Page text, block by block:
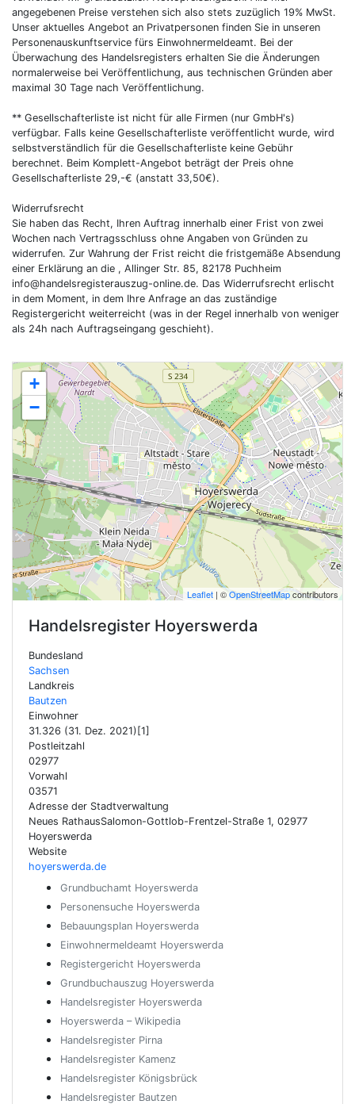
+
−
Leaflet | ©OpenStreetMapcontributors
Handelsregister Hoyerswerda
Bundesland
Sachsen
Landkreis
Bautzen
Einwohner
31.326 (31. Dez. 2021)[1]
Postleitzahl
02977
Vorwahl
03571
Adresse der Stadtverwaltung
Neues RathausSalomon-Gottlob-Frentzel-Straße 1, 02977
Hoyerswerda
Website
hoyerswerda.de
Grundbuchamt Hoyerswerda
Personensuche Hoyerswerda
Bebauungsplan Hoyerswerda
Einwohnermeldeamt Hoyerswerda
Registergericht Hoyerswerda
Grundbuchauszug Hoyerswerda
Handelsregister Hoyerswerda
Hoyerswerda – Wikipedia
Handelsregister Pirna
Handelsregister Kamenz
Handelsregister Königsbrück
Handelsregister Bautzen
angegebenen Preise verstehen sich also stets zuzüglich 19% MwSt.
Unser aktuelles Angebot an Privatpersonen finden Sie in unseren
Personenauskunftservice fürs Einwohnermeldeamt. Bei der
Überwachung des Handelsregisters erhalten Sie die Änderungen
normalerweise bei Veröffentlichung, aus technischen Gründen aber
maximal 30 Tage nach Veröffentlichung.
** Gesellschafterliste ist nicht für alle Firmen (nur GmbH's)
verfügbar. Falls keine Gesellschafterliste veröffentlicht wurde, wird
selbstverständlich für die Gesellschafterliste keine Gebühr
berechnet. Beim Komplett-Angebot beträgt der Preis ohne
Gesellschafterliste 29,-€ (anstatt 33,50€).
Widerrufsrecht
Sie haben das Recht, Ihren Auftrag innerhalb einer Frist von zwei
Wochen nach Vertragsschluss ohne Angaben von Gründen zu
widerrufen. Zur Wahrung der Frist reicht die fristgemäße Absendung
einer Erklärung an die , Allinger Str. 85, 82178 Puchheim
info@handelsregisterauszug-online.de. Das Widerrufsrecht erlischt
in dem Moment, in dem Ihre Anfrage an das zuständige
Registergericht weiterreicht (was in der Regel innerhalb von weniger
als 24h nach Auftragseingang geschieht).